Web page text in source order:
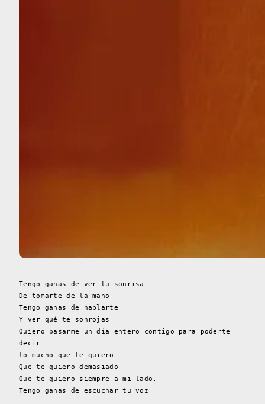
Tengo ganas de ver tu sonrisa
De tomarte de la mano
Tengo ganas de hablarte
Y ver qué te sonrojas
Quiero pasarme un día entero contigo para poderte
decir
lo mucho que te quiero
Que te quiero demasiado
Que te quiero siempre a mi lado.
Tengo ganas de escuchar tu voz